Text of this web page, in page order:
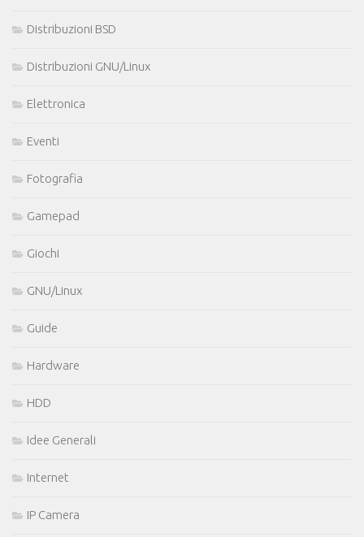
Distribuzioni BSD
Distribuzioni GNU/Linux
Elettronica
Eventi
Fotografia
Gamepad
Giochi
GNU/Linux
Guide
Hardware
HDD
Idee Generali
Internet
IP Camera